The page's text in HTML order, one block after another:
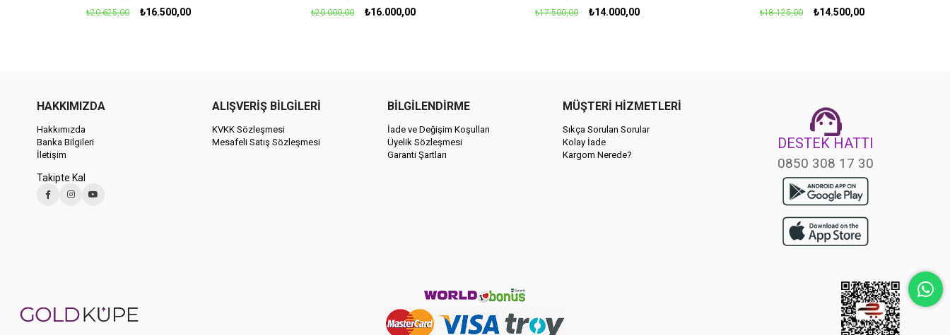
₺16.500,00
₺20.625,00 ₺16.000,00
₺20.000,00 ₺14.000,00
₺17.500,00 ₺14.500,00
₺18.125,00
HAKKIMIZDA
Hakkımızda
Banka Bilgileri
İletişim
Takipte Kal
ALIŞVERİŞ BİLGİLERİ
KVKK Sözleşmesi
Mesafeli Satış Sözleşmesi
BİLGİLENDİRME
İade ve Değişim Koşulları
Üyelik Sözleşmesi
Garanti Şartları
MÜŞTERİ HİZMETLERİ
Sıkça Sorulan Sorular
Kolay İade
Kargom Nerede?
DESTEK HATTI
0850 308 17 30